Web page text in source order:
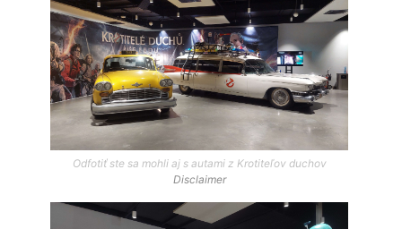
Odfotiť ste sa mohli aj s autami z Krotiteľov duchov
Disclaimer